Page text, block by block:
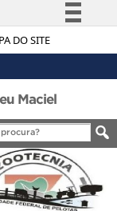
DO SITE
Maciel